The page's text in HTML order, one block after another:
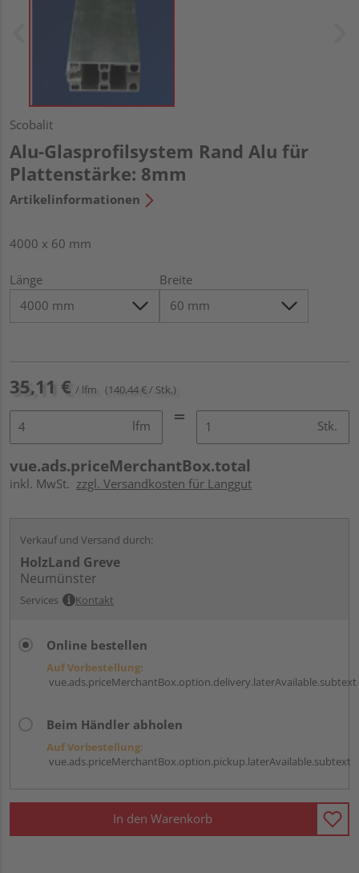
Scobalit
Alu-Glasprofilsystem Rand Alu für
Plattenstärke: 8mm
Artikelinformationen
4000 x 60 mm
Länge Breite
35,11 € / lfm (140,44 € / Stk.)
lfm Stk.
vue.ads.priceMerchantBox.total
inkl. MwSt. zzgl. Versandkosten für Langgut
Verkauf und Versand durch:
HolzLand Greve
Neumünster
Services Kontakt
Online bestellen
Auf Vorbestellung:
vue.ads.priceMerchantBox.option.delivery.laterAvailable.subtext
Beim Händler abholen
Auf Vorbestellung:
vue.ads.priceMerchantBox.option.pickup.laterAvailable.subtext
In den Warenkorb